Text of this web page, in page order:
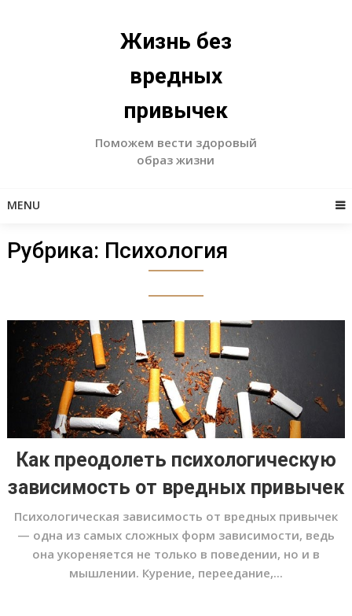
Жизнь без
вредных
привычек
Поможем вести здоровый
образ жизни
MENU
Рубрика: Психология
Как преодолеть психологическую
зависимость от вредных привычек
Психологическая зависимость от вредных привычек
— одна из самых сложных форм зависимости, ведь
она укореняется не только в поведении, но и в
мышлении. Курение, переедание,...